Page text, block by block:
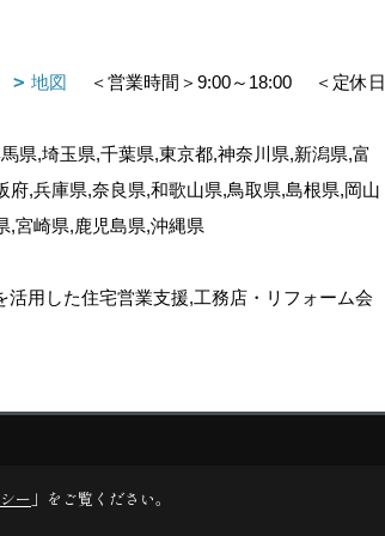
地図 ＜営業時間＞9:00～18:00
＜定休日
県,埼玉県,千葉県,東京都,神奈川県,新潟県,富
,兵庫県,奈良県,和歌山県,鳥取県,島根県,岡山
,宮崎県,鹿児島県,沖縄県
用した住宅営業支援,工務店・リフォーム会
ー 」をご覧ください。